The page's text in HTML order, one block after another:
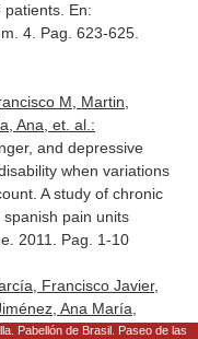
En:
4. Pag. 623-625.
M, Martin,
Ana, et. al.:
and depressive
when variations
A study of chronic
pain units
. 2011. Pag. 1-10
Francisco Javier,
Ana María,
Pabellón de Brasil. Paseo de las